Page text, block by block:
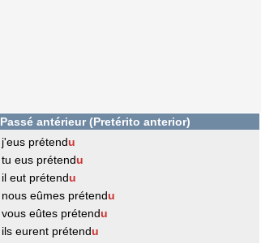
Passé antérieur (Pretérito anterior)
j'eus prétendu
tu eus prétendu
il eut prétendu
nous eûmes prétendu
vous eûtes prétendu
ils eurent prétendu